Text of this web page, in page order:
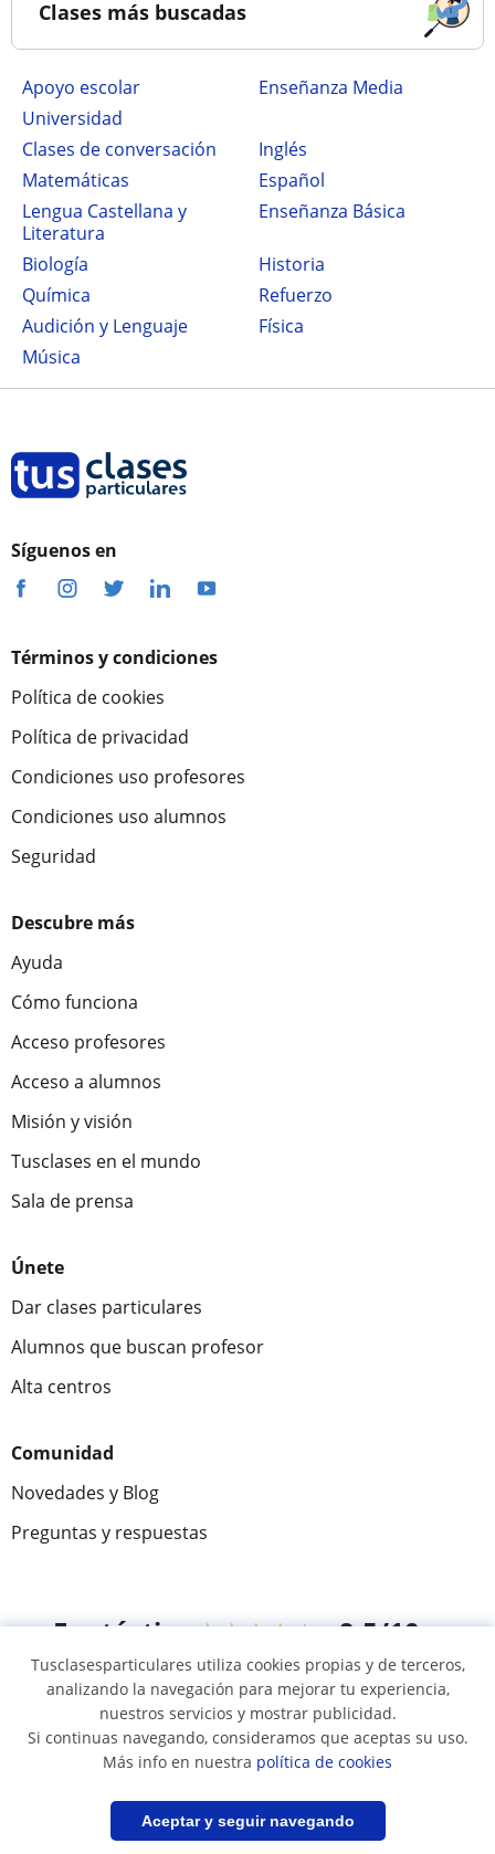
Guardar búsqueda
Clases más buscadas
Apoyo escolar
Enseñanza Media
Universidad
Clases de conversación
Inglés
Matemáticas
Español
Lengua Castellana y
Literatura
Enseñanza Básica
Biología
Historia
Química
Refuerzo
Audición y Lenguaje
Física
Música
Síguenos en
Términos y condiciones
Política de cookies
Política de privacidad
Condiciones uso profesores
Condiciones uso alumnos
Seguridad
Descubre más
Ayuda
Cómo funciona
Acceso profesores
Acceso a alumnos
Misión y visión
Tusclases en el mundo
Sala de prensa
Únete
Dar clases particulares
Alumnos que buscan profesor
Alta centros
Comunidad
Novedades y Blog
Preguntas y respuestas
Fantástica★★★★★ 9,5/10
305915 opiniones de alumnos
© 2007 - 2026 Tus clases particulares
Mapa web:Profesores particulares
Tusclasesparticulares utiliza cookies propias y de terceros,
analizando la navegación para mejorar tu experiencia,
nuestros servicios y mostrar publicidad.
Si continuas navegando, consideramos que aceptas su uso.
Más info en nuestra política de cookies
Aceptar y seguir navegando